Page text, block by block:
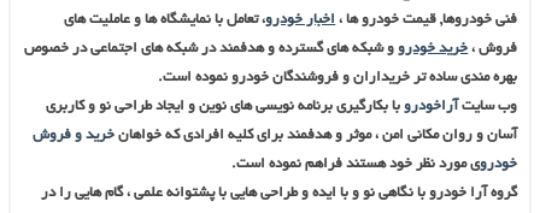
فنی خودروها, قیمت خودرو ها ، اخبار خودرو، تعامل با نمایشگاه ها و عاملیت های
فروش ، خرید خودرو و شبکه های گسترده و هدفمند در شبکه های اجتماعی در خصوص
بهره مندی ساده تر خریداران و فروشندگان خودرو نموده است.
وب سایت آراخودرو با بکارگیری برنامه نویسی های نوین و ایجاد طراحی نو و کاربری
آسان و روان مکانی امن ، موثر و هدفمند برای کلیه افرادی که خواهان خرید و فروش
خودروی مورد نظر خود هستند فراهم نموده است.
گروه آرا خودرو با نگاهی نو و با ایده و طراحی هایی با پشتوانه علمی ، گام هایی را در